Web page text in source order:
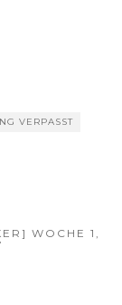
VERPASST
WOCHE 1,